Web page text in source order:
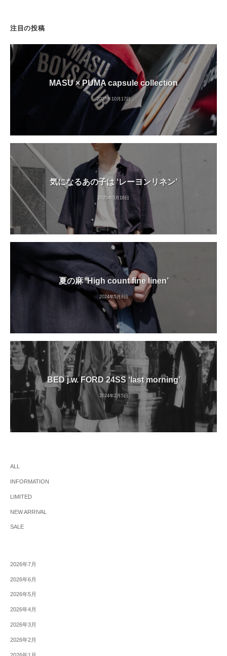
注目の投稿
MASU × PUMA capsule collection
2025年10月17日
気になるあの子は ‘レーヨンリネン’
2025年5月16日
夏の麻 ‘High count fine linen’
2024年5月8日
BED j.w. FORD 24SS ‘last morning’
2024年2月5日
ALL
INFORMATION
LIMITED
NEW ARRIVAL
SALE
2026年7月
2026年6月
2026年5月
2026年4月
2026年3月
2026年2月
2026年1月